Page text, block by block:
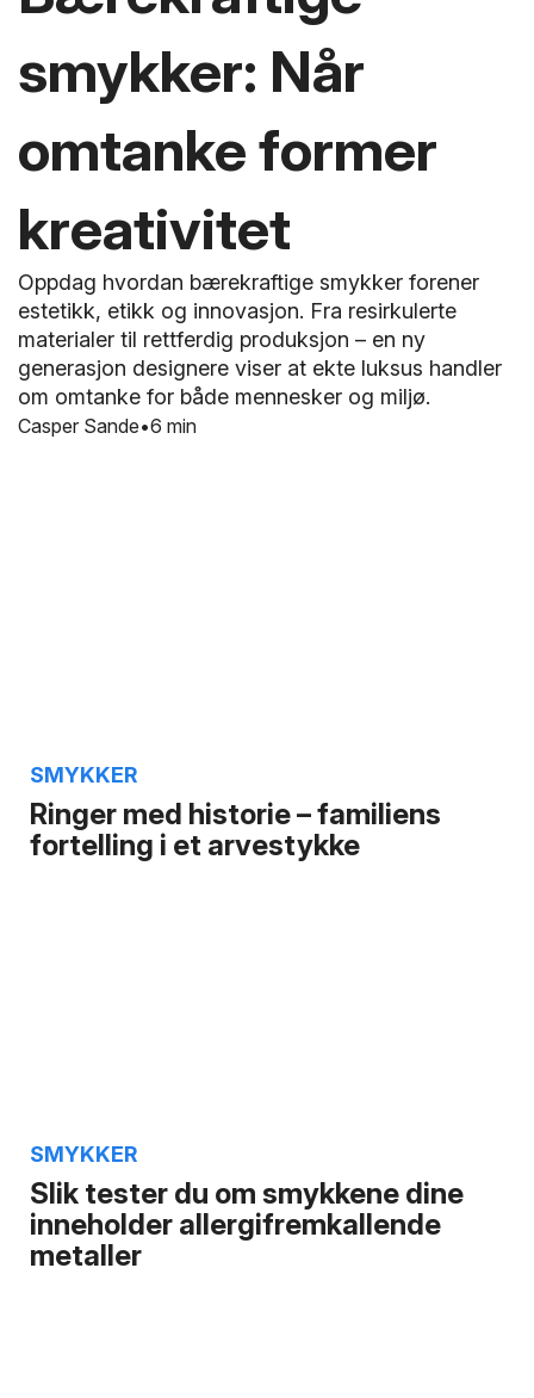
smykker: Når
omtanke former
kreativitet
6 min
Oppdag hvordan bærekraftige smykker forener
estetikk, etikk og innovasjon. Fra resirkulerte
materialer til rettferdig produksjon – en ny
generasjon designere viser at ekte luksus handler
om omtanke for både mennesker og miljø.
Casper Sande
Ringer med historie – familiens
fortelling i et arvestykke
SMYKKER
Slik tester du om smykkene dine
inneholder allergifremkallende
metaller
SMYKKER